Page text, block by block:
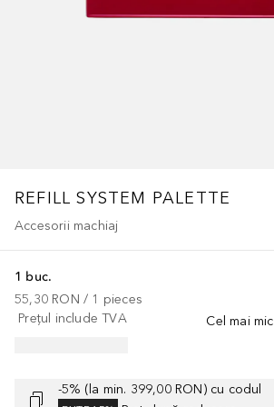
REFILL SYSTEM PALETTE
Accesorii machiaj
Cel mai
1 buc.
55,30 RON / 1 pieces
Prețul include TVA
-5% (la min. 399,00 RON) cu codul